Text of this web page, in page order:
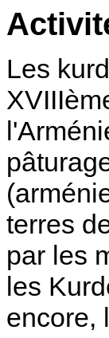
Les
terres
par les
les
encore,